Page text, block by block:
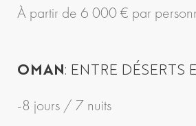
À partir de 6 000 € par
OMAN: ENTRE DÉSERTS
-8 jours / 7 nuits